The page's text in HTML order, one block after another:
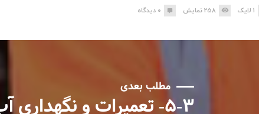
1 لایک 258نمایش 0 دیدگاه
مطلب بعدی
۵-۳- تعمیرات و نگهداری آب بند مکانیکی